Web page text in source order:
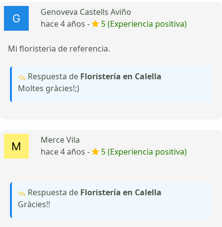
Genoveva Castells Aviño
hace 4 años -
5 (Experiencia positiva)
Mi floristeria de referencia.
Respuesta de Floristería en Calella
Moltes gràcies!;)
Merce Vila
hace 4 años -
5 (Experiencia positiva)
Respuesta de Floristería en Calella
Gràcies!!